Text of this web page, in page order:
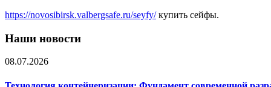
https://novosibirsk.valbergsafe.ru/seyfy/купить сейфы.
Наши новости
08.07.2026